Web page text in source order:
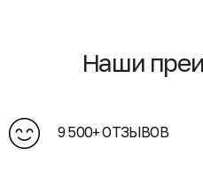
Наши
9 500+ ОТЗЫВОВ